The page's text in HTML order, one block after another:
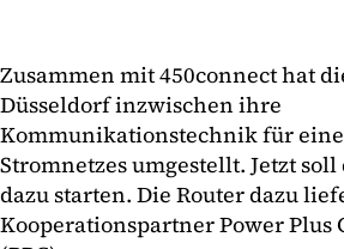
Zusammen mit 450connect hat
Düsseldorf inzwischen ihre
Kommunikationstechnik für
Stromnetzes umgestellt. Jetzt soll
dazu starten. Die Router dazu
Kooperationspartner Power Plus